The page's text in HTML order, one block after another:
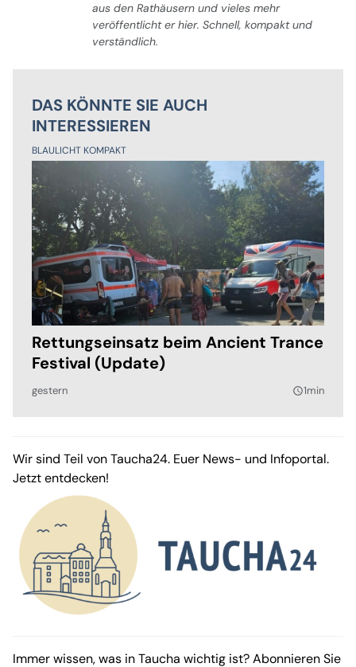
aus den Rathäusern und vieles mehr
veröffentlicht er hier. Schnell, kompakt und
verständlich.
DAS KÖNNTE SIE AUCH
INTERESSIEREN
BLAULICHT KOMPAKT
Rettungseinsatz beim Ancient Trance
Festival (Update)
gestern query_builder1min
Wir sind Teil von Taucha24. Euer News- und Infoportal.
Jetzt entdecken!
Immer wissen, was in Taucha wichtig ist? Abonnieren Sie